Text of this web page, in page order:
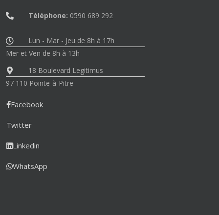
Téléphone: 0590 689 292
Lun - Mar - Jeu de 8h à 17h
Mer et Ven de 8h à 13h
18 Boulevard Legitimus
97 110 Pointe-à-Pitre
Facebook
Twitter
Linkedin
WhatsApp